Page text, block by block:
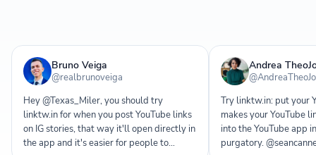
Bruno Veiga
@realbrunoveiga
Hey @Texas_Miler, you should try
linktw.in for when you post YouTube links
on IG stories, that way it'll open directly in
the app and it's easier for people to
Andrea
Try linktw.in: put your
makes your YouTube
into the YouTube app
purgatory.